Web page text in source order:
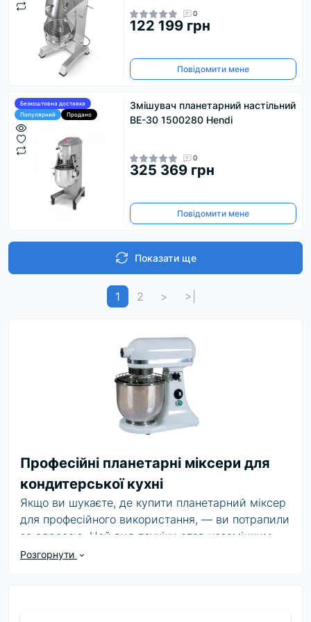
0
122 199 грн
Повідомити мене
Безкоштовна доставка
Популярний
Продано
Змішувач планетарний настільний
BE-30 1500280 Hendi
0
325 369 грн
Повідомити мене
Показати ще
1 2 > >|
Професійні планетарні міксери для
кондитерської кухні
Якщо ви шукаєте, де купити планетарний міксер
для професійного використання, — ви потрапили
за адресою. Цей вид техніки став незамінним
помічником у сфері HoReCa, адже забезпечує
Розгорнути